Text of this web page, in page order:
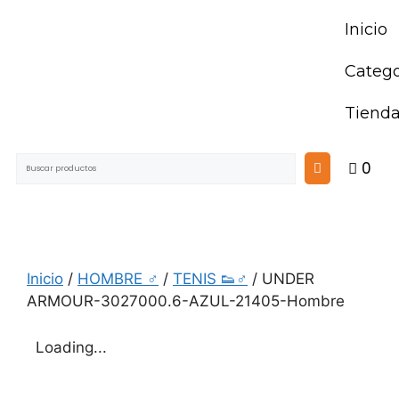
Inicio
0
Inicio / HOMBRE ♂ / TENIS 👟♂ / UNDER
ARMOUR-3027000.6-AZUL-21405-Hombre
Loading...